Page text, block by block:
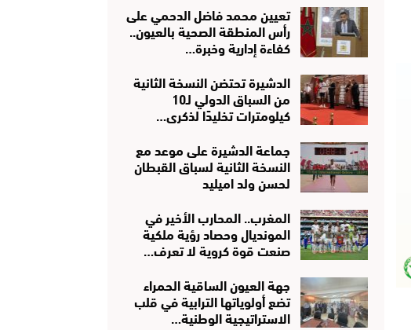
تعيين محمد فاضل الدحمي على
رأس المنطقة الصحية بالعيون..
كفاءة إدارية وخبرة…
الدشيرة تحتضن النسخة الثانية
من السباق الدولي لـ10
كيلومترات تخليدًا لذكرى…
جماعة الدشيرة على موعد مع
النسخة الثانية لسباق القبطان
لحسن ولد اميليد
المغرب.. المحارب الأخير في
المونديال وحصاد رؤية ملكية
صنعت قوة كروية لا تعرف…
جهة العيون الساقية الحمراء
تضع أولوياتها الترابية في قلب
الاستراتيجية الوطنية…